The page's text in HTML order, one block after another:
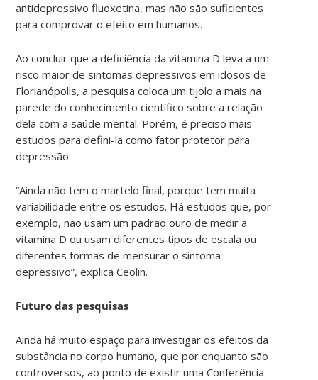
antidepressivo fluoxetina, mas não são suficientes
para comprovar o efeito em humanos.
Ao concluir que a deficiência da vitamina D leva a um
risco maior de sintomas depressivos em idosos de
Florianópolis, a pesquisa coloca um tijolo a mais na
parede do conhecimento científico sobre a relação
dela com a saúde mental. Porém, é preciso mais
estudos para defini-la como fator protetor para
depressão.
“Ainda não tem o martelo final, porque tem muita
variabilidade entre os estudos. Há estudos que, por
exemplo, não usam um padrão ouro de medir a
vitamina D ou usam diferentes tipos de escala ou
diferentes formas de mensurar o sintoma
depressivo”, explica Ceolin.
Futuro das pesquisas
Ainda há muito espaço para investigar os efeitos da
substância no corpo humano, que por enquanto são
controversos, ao ponto de existir uma Conferência